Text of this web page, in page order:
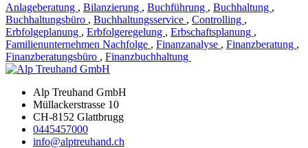
Anlageberatung , Bilanzierung , Buchführung , Buchhaltung ,
Buchhaltungsbüro , Buchhaltungsservice , Controlling ,
Erbfolgeplanung , Erbfolgeregelung , Erbschaftsplanung ,
Familienunternehmen Nachfolge , Finanzanalyse , Finanzberatung ,
Finanzberatungsbüro , Finanzbuchhaltung
Alp Treuhand GmbH
Müllackerstrasse 10
CH-8152 Glattbrugg
0445457000
info@alptreuhand.ch